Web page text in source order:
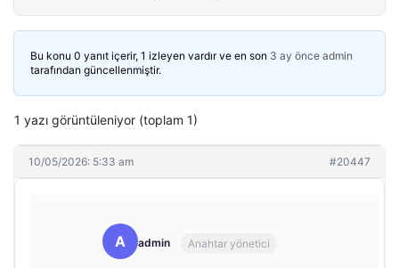
Bu konu 0 yanıt içerir, 1 izleyen vardır ve en son 3 ay önce admin
tarafından güncellenmiştir.
1 yazı görüntüleniyor (toplam 1)
10/05/2026: 5:33 am #20447
A admin Anahtar yönetici